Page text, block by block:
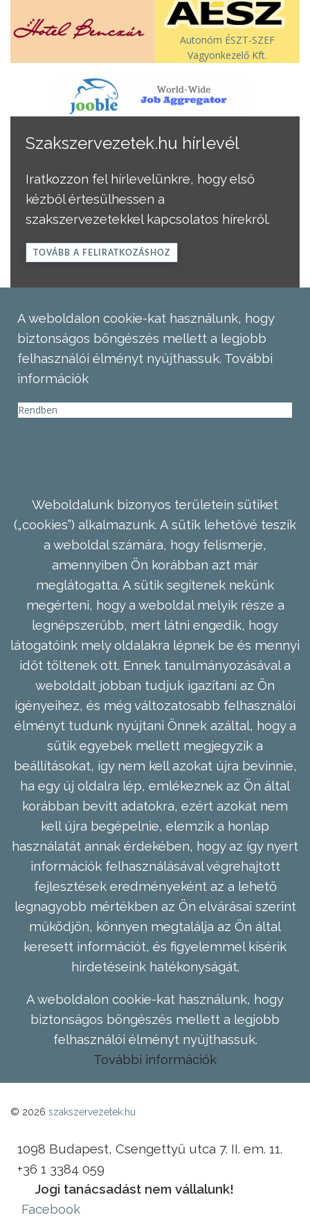
Autonóm ÉSZT-SZEF
Vagyonkezelő Kft.
Szakszervezetek.hu hírlevél
Iratkozzon fel hírlevelünkre, hogy első
kézből értesülhessen a
szakszervezetekkel kapcsolatos hírekről.
TOVÁBB A FELIRATKOZÁSHOZ
A weboldalon cookie-kat használunk, hogy
biztonságos böngészés mellett a legjobb
felhasználói élményt nyújthassuk. További
információk
Rendben
Weboldalunk bizonyos területein sütiket
(„cookies”) alkalmazunk. A sütik lehetővé teszik
a weboldal számára, hogy felismerje,
amennyiben Ön korábban azt már
meglátogatta. A sütik segítenek nekünk
megérteni, hogy a weboldal melyik része a
legnépszerűbb, mert látni engedik, hogy
látogatóink mely oldalakra lépnek be és mennyi
időt töltenek ott. Ennek tanulmányozásával a
weboldalt jobban tudjuk igazítani az Ön
igényeihez, és még változatosabb felhasználói
élményt tudunk nyújtani Önnek azáltal, hogy a
sütik egyebek mellett megjegyzik a
beállításokat, így nem kell azokat újra bevinnie,
ha egy új oldalra lép, emlékeznek az Ön által
korábban bevitt adatokra, ezért azokat nem
kell újra begépelnie, elemzik a honlap
használatát annak érdekében, hogy az így nyert
információk felhasználásával végrehajtott
fejlesztések eredményeként az a lehető
legnagyobb mértékben az Ön elvárásai szerint
működjön, könnyen megtalálja az Ön által
keresett információt, és figyelemmel kísérik
hirdetéseink hatékonyságát.
A weboldalon cookie-kat használunk, hogy
biztonságos böngészés mellett a legjobb
felhasználói élményt nyújthassuk.
További információk
© 2026 szakszervezetek.hu
1098 Budapest, Csengettyű utca 7. II. em. 11.
+36 1 3384 059
Jogi tanácsadást nem vállalunk!
Facebook